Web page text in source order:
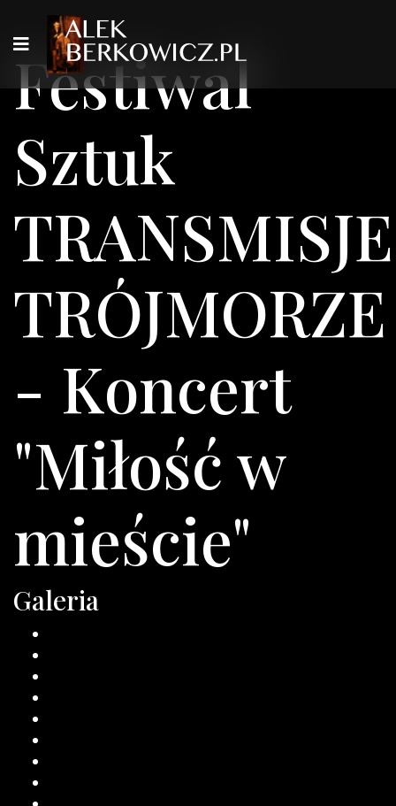
Festiwal
Sztuk
TRANSMISJE
TRÓJMORZE
- Koncert
"Miłość w
mieście"
Galeria